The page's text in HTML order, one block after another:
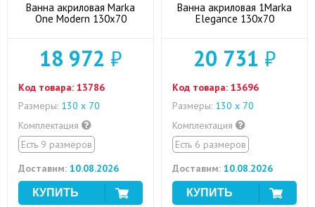
Ванна акриловая Marka
One Modern 130x70
18 972 ₽
Код товара: 13786
Размеры: 130 х 70
Комплектация
Есть 9 размеров
Доставим: 10.08.2026
Ванна акриловая 1Marka
Elegance 130x70
20 731 ₽
Код товара: 13696
Размеры: 130 х 70
Комплектация
Есть 6 размеров
Доставим: 10.08.2026